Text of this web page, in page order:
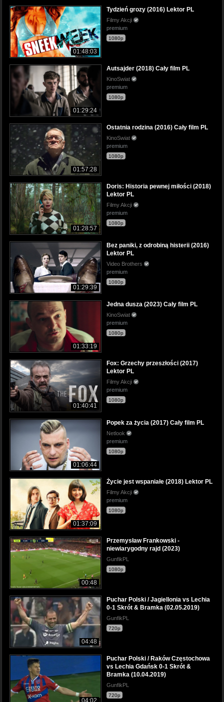
01:48:03
Tydzień grozy (2016) Lektor PL
Filmy Akcji
premium
1080p
01:29:24
Autsajder (2018) Cały film PL
KinoSwiat
premium
1080p
01:57:28
Ostatnia rodzina (2016) Cały film PL
KinoSwiat
premium
1080p
01:28:57
Doris: Historia pewnej miłości (2018)
Lektor PL
Filmy Akcji
premium
1080p
01:29:39
Bez paniki, z odrobiną histerii (2016)
Lektor PL
Video Brothers
premium
1080p
01:33:19
Jedna dusza (2023) Cały film PL
KinoSwiat
premium
1080p
01:40:41
Fox: Grzechy przeszłości (2017)
Lektor PL
Filmy Akcji
premium
1080p
01:06:44
Popek za życia (2017) Cały film PL
Netlook
premium
1080p
01:37:09
Życie jest wspaniałe (2018) Lektor PL
Filmy Akcji
premium
1080p
00:48
Przemysław Frankowski -
niewiarygodny rajd (2023)
GunfikPL
1080p
04:48
Puchar Polski / Jagiellonia vs Lechia
0-1 Skrót & Bramka (02.05.2019)
GunfikPL
720p
Puchar Polski / Raków Częstochowa
vs Lechia Gdańsk 0-1 Skrót &
Bramka (10.04.2019)
GunfikPL
720p